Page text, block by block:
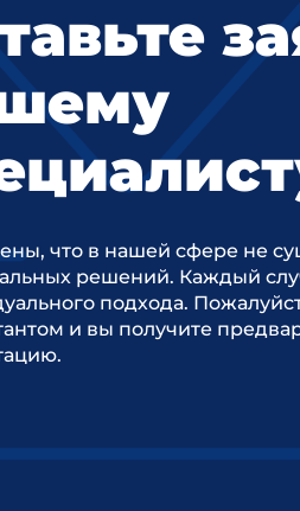
что в нашей сфере не
решений. Каждый
подхода.
и вы получите